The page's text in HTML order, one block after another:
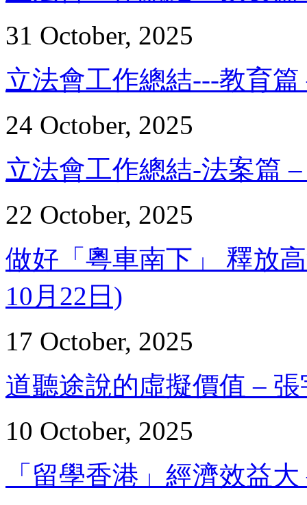
31 October, 2025
立法會工作總結---教育篇
24 October, 2025
立法會工作總結-法案篇
22 October, 2025
做好「粵車南下」 釋放
10月22日)
17 October, 2025
道聽途說的虛擬價值 –
10 October, 2025
「留學香港」經濟效益